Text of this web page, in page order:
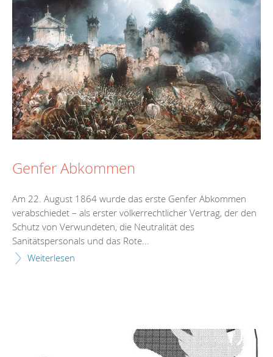
Genfer Abkommen
Am 22. August 1864 wurde das erste Genfer Abkommen
verabschiedet – als erster völkerrechtlicher Vertrag, der den
Schutz von Verwundeten, die Neutralität des
Sanitätspersonals und das Rote...
Weiterlesen